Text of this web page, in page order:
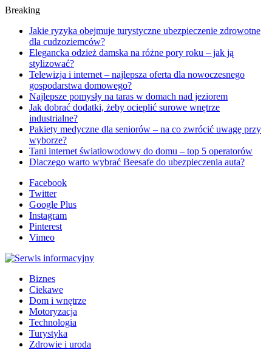
Breaking
Jakie ryzyka obejmuje turystyczne ubezpieczenie zdrowotne
dla cudzoziemców?
Elegancka odzież damska na różne pory roku – jak ją
stylizować?
Telewizja i internet – najlepsza oferta dla nowoczesnego
gospodarstwa domowego?
Najlepsze pomysły na taras w domach nad jeziorem
Jak dobrać dodatki, żeby ocieplić surowe wnętrze
industrialne?
Pakiety medyczne dla seniorów – na co zwrócić uwagę przy
wyborze?
Tani internet światłowodowy do domu – top 5 operatorów
Dlaczego warto wybrać Beesafe do ubezpieczenia auta?
Facebook
Twitter
Google Plus
Instagram
Pinterest
Vimeo
Biznes
Ciekawe
Dom i wnętrze
Motoryzacja
Technologia
Turystyka
Zdrowie i uroda